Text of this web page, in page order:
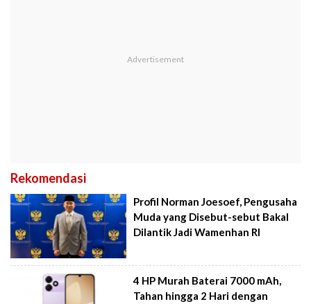
Rekomendasi
Profil Norman Joesoef, Pengusaha
Muda yang Disebut-sebut Bakal
Dilantik Jadi Wamenhan RI
4 HP Murah Baterai 7000 mAh,
Tahan hingga 2 Hari dengan